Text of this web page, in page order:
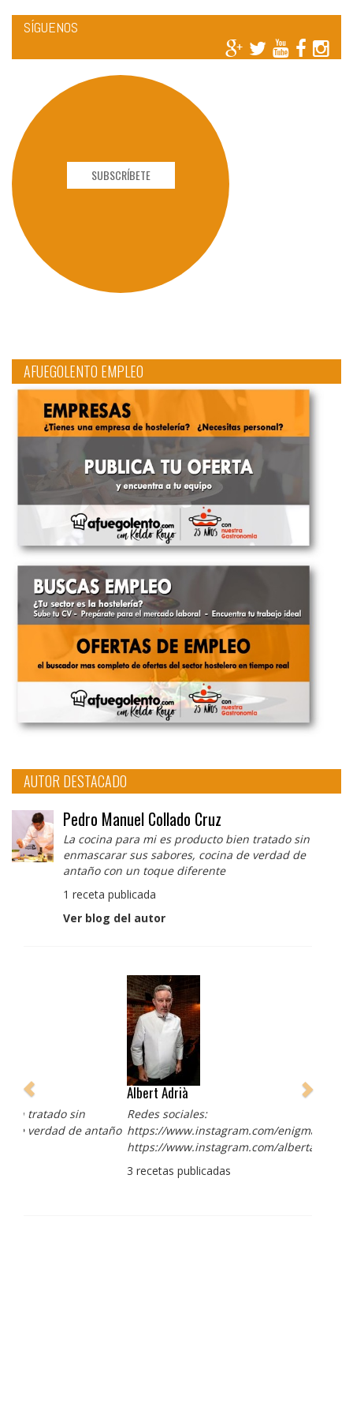
SÍGUENOS
SUBSCRÍBETE
AFUEGOLENTO EMPLEO
AUTOR DESTACADO
Pedro Manuel Collado Cruz
La cocina para mi es producto bien tratado sin
enmascarar sus sabores, cocina de verdad de
antaño con un toque diferente
1 receta publicada
Ver blog del autor
Albert Adrià
Redes sociales:
https://www.instagram.com/enigma_albertadria/
https://www.instagram.com/albertadriaprojects/